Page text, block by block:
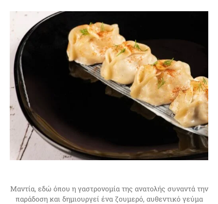
Μαντία, εδώ όπου η γαστρονομία της ανατολής συναντά την
παράδοση και δημιουργεί ένα ζουμερό, αυθεντικό γεύμα